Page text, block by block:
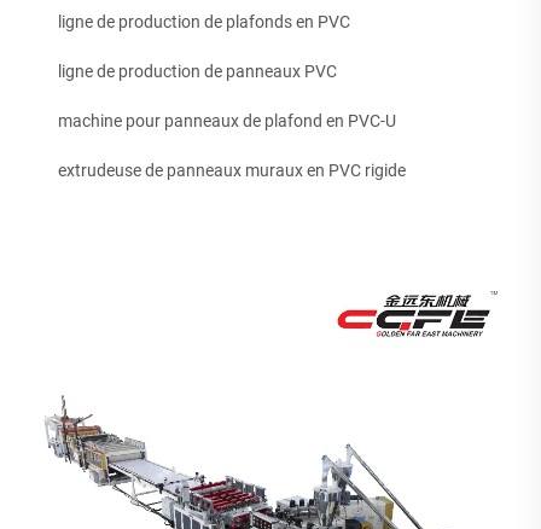
ligne de production de plafonds en PVC
ligne de production de panneaux PVC
machine pour panneaux de plafond en PVC-U
extrudeuse de panneaux muraux en PVC rigide